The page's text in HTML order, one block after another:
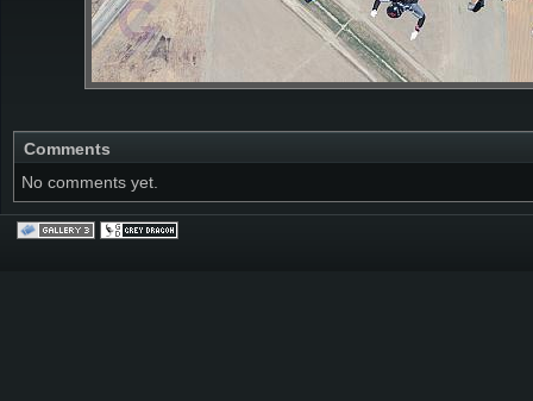
Comments
No comments yet.